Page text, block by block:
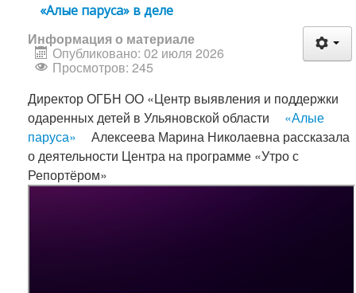
«Алые паруса» в деле
Информация о материале
Опубликовано: 02 июля 2026
Просмотров: 245
Директор ОГБН ОО «Центр выявления и поддержки
одаренных детей в Ульяновской области
«Алые
паруса»
Алексеева Марина Николаевна рассказала
о деятельности Центра на программе «Утро с
Репортёром»